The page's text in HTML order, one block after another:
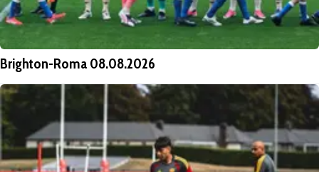
Brighton-Roma 08.08.2026